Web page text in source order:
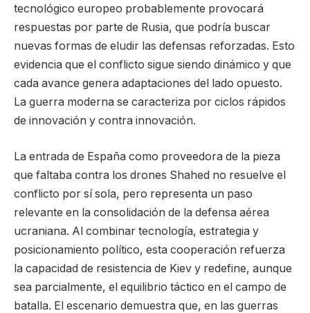
tecnológico europeo probablemente provocará
respuestas por parte de Rusia, que podría buscar
nuevas formas de eludir las defensas reforzadas. Esto
evidencia que el conflicto sigue siendo dinámico y que
cada avance genera adaptaciones del lado opuesto.
La guerra moderna se caracteriza por ciclos rápidos
de innovación y contra innovación.
La entrada de España como proveedora de la pieza
que faltaba contra los drones Shahed no resuelve el
conflicto por sí sola, pero representa un paso
relevante en la consolidación de la defensa aérea
ucraniana. Al combinar tecnología, estrategia y
posicionamiento político, esta cooperación refuerza
la capacidad de resistencia de Kiev y redefine, aunque
sea parcialmente, el equilibrio táctico en el campo de
batalla. El escenario demuestra que, en las guerras